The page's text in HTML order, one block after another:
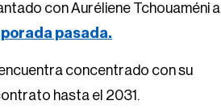
con Auréliene Tchouaméni a
pasada.
concentrado con su
hasta el 2031.